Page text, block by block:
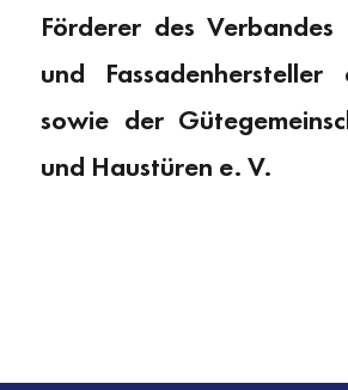
Förderer des Verbandes
und
sowie der
und Haustüren e. V.